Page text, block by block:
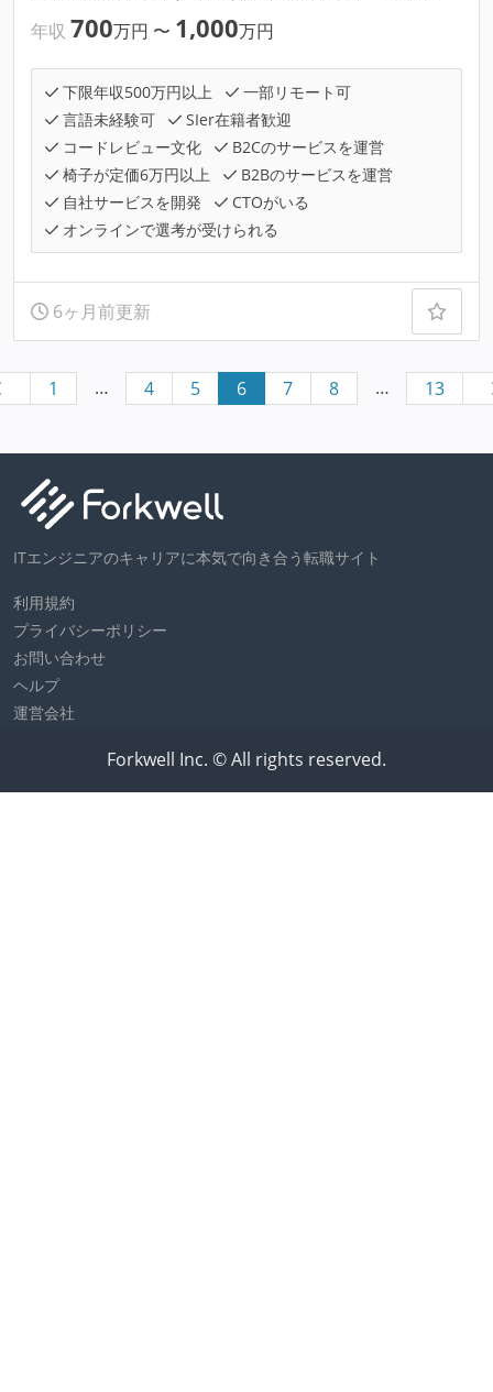
年収 700万円 〜 1,000万円
下限年収500万円以上
一部リモート可
言語未経験可
SIer在籍者歓迎
コードレビュー文化
B2Cのサービスを運営
椅子が定価6万円以上
B2Bのサービスを運営
自社サービスを開発
CTOがいる
オンラインで選考が受けられる
6ヶ月前更新
1 … 4 5 6 7 8 … 13
ITエンジニアのキャリアに本気で向き合う転職サイト
利用規約
プライバシーポリシー
お問い合わせ
ヘルプ
運営会社
Forkwell Inc. © All rights reserved.